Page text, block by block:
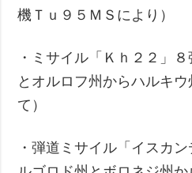
機Ｔｕ９５ＭＳにより）
・ミサイル「Ｋｈ２２」
とオルロフ州からハルキ
て）
・弾道ミサイル「イスカ